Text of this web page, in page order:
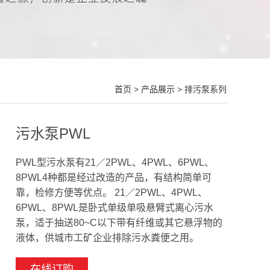
首页 > 产品展示 > 排污泵系列
污水泵PWL
PWL型污水泵有21／2PWL、4PWL、6PWL、
8PWL4种都是经过改造的产品，有结构简单可
靠，检修方便等优点。 21／2PWL、4PWL、
6PWL、8PWL是卧式单级单吸悬臂式离心污水
泵，适于抽送80~C以下带有纤维或其它悬浮物的
液体，供城市工矿企业排除污水粪便之用。